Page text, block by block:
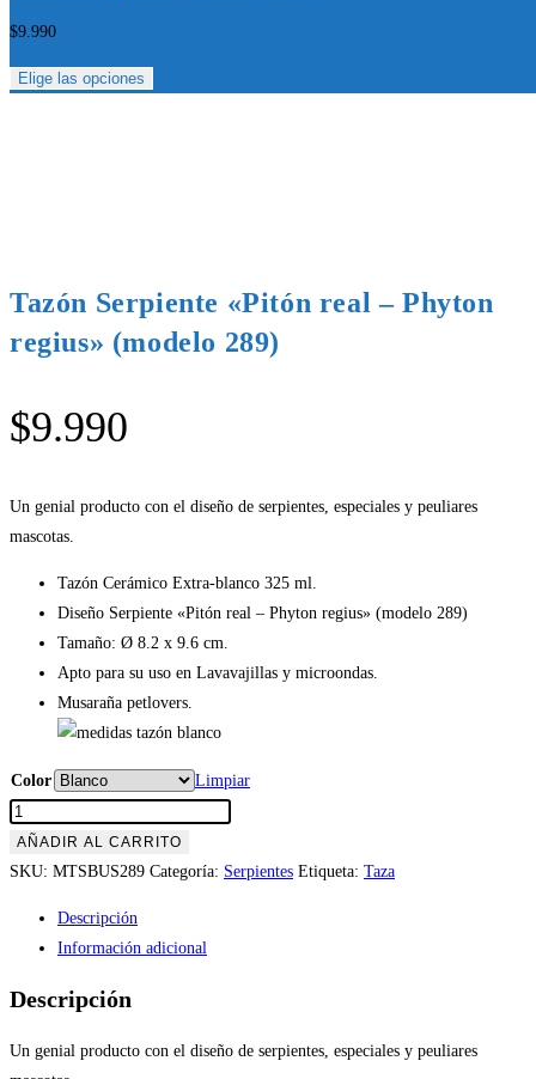
$9.990
Elige las opciones
Tazón Serpiente «Pitón real – Phyton
regius» (modelo 289)
$9.990
Un genial producto con el diseño de serpientes, especiales y peuliares
mascotas.
Tazón Cerámico Extra-blanco 325 ml.
Diseño Serpiente «Pitón real – Phyton regius» (modelo 289)
Tamaño: Ø 8.2 x 9.6 cm.
Apto para su uso en Lavavajillas y microondas.
Musaraña petlovers.
Color
Limpiar
Tazón
Serpiente
«Pitón
regius»
289)
AÑADIR AL CARRITO
SKU: MTSBUS289 Categoría: Serpientes Etiqueta: Taza
Descripción
Información adicional
Descripción
Un genial producto con el diseño de serpientes, especiales y peuliares